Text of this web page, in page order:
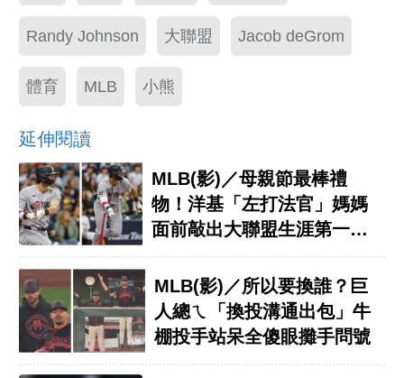
Randy Johnson 大聯盟 Jacob deGrom
體育 MLB 小熊
延伸閱讀
MLB(影)／母親節最棒禮
物！洋基「左打法官」媽媽
面前敲出大聯盟生涯第一支
MLB(影)／所以要換誰？巨
人總ㄟ「換投溝通出包」牛
棚投手站呆全傻眼攤手問號